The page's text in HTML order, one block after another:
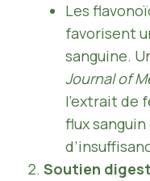
Les
favorisent
sanguine.
Journal of
l’extrait de
flux
Soutien